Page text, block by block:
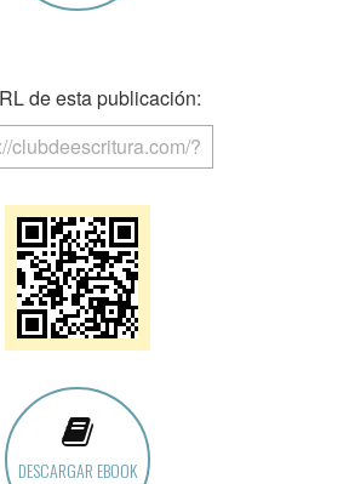
de esta publicación:
DESCARGAR EBOOK